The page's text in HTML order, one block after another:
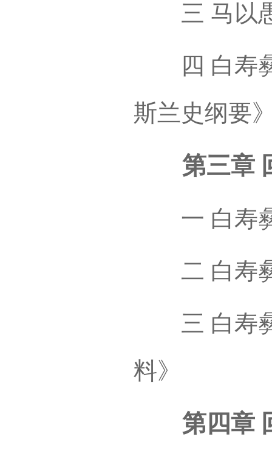
三 马以愚
四 白寿彝
斯兰史纲要
第三章 回
一 白寿彝
二 白寿彝
三 白寿彝
料》
第四章 回